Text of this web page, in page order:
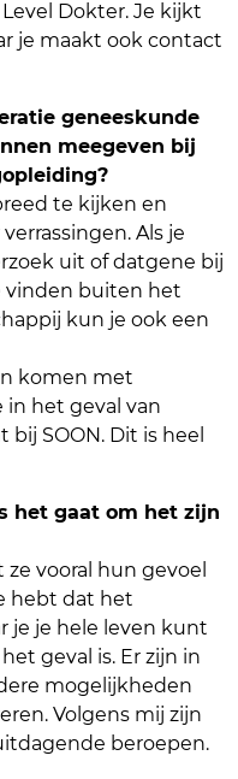
Dokter. Je kijkt
je maakt ook contact
geneeskunde
meegeven bij
te kijken en
Als je
uit of datgene bij
vinden buiten het
kun je ook een
komen met
in het geval van
SOON. Dit is heel
het gaat om het zijn
vooral hun gevoel
hebt dat het
je je hele leven kunt
geval is. Er zijn in
mogelijkheden
Volgens mij zijn
beroepen.